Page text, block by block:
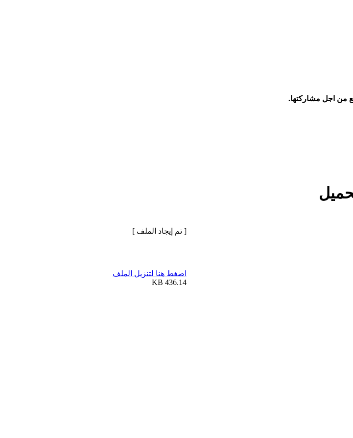
من اجل مشاركتها.
[ تم إيجاد الملف ]
اضغط هنا لتنزيل الملف
436.14 KB